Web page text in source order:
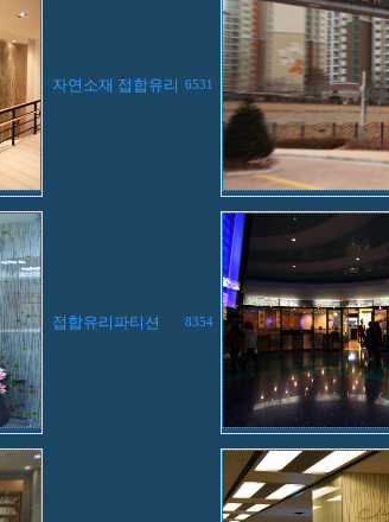
자연소재 접합유리 6531
접합유리파티션 8354